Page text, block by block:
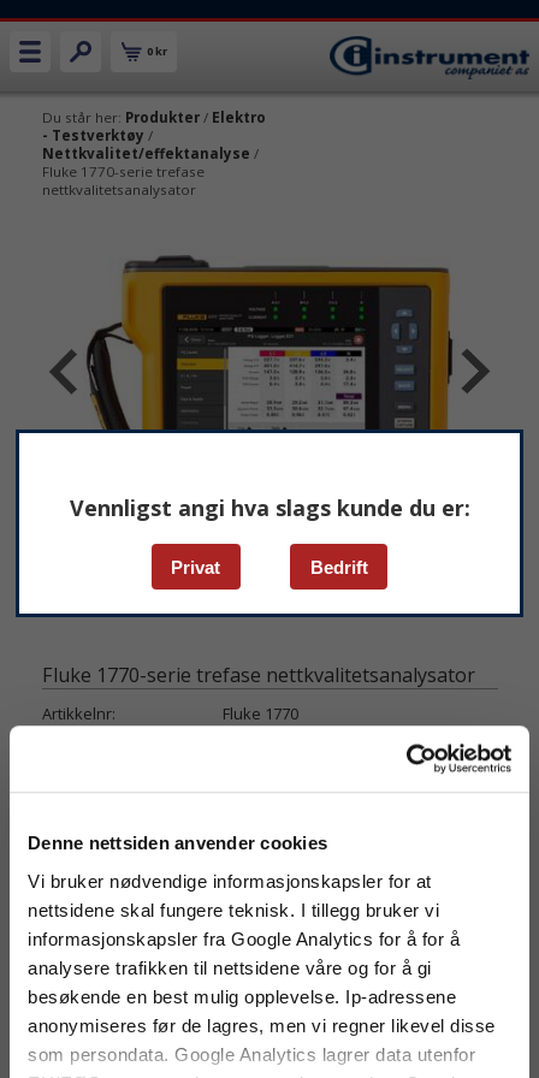
Denne nettsiden anvender cookies
Vi bruker nødvendige informasjonskapsler for at
nettsidene skal fungere teknisk. I tillegg bruker vi
informasjonskapsler fra Google Analytics for å for å
analysere trafikken til nettsidene våre og for å gi
besøkende en best mulig opplevelse. Ip-adressene
anonymiseres før de lagres, men vi regner likevel disse
som persondata. Google Analytics lagrer data utenfor
Vennligst angi hva slags kunde du er:
Privat Bedrift
0 kr
Du står her: Produkter/ Elektro
- Testverktøy /
Nettkvalitet/effektanalyse /
Fluke 1770-serie trefase
nettkvalitetsanalysator
Fluke 1770-serie trefase nettkvalitetsanalysator
Artikkelnr:
Fluke 1770
Produktinfo Datablad
Automatiske målinger, mer
fleksibilitet og bedre feilsøking av
nettkvalitet
Flukes 1770-serie trefase
nettkvalitetsanalysatorer forenkler loggføring,
feilsøking og analyse av nettkvalitet. 1770-serien